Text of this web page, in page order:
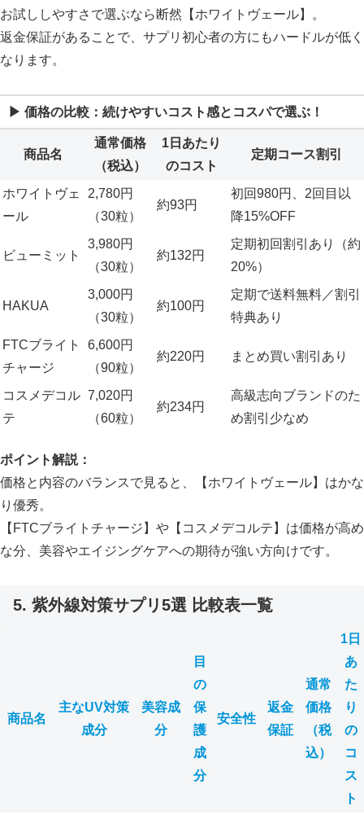
お試ししやすさで選ぶなら断然【ホワイトヴェール】。
返金保証があることで、サプリ初心者の方にもハードルが低く
なります。
▶ 価格の比較：続けやすいコスト感とコスパで選ぶ！
商品名
通常価格
（税込）
1日あたり
のコスト
定期コース割引
ホワイトヴェ
ール
2,780円
（30粒）
約93円
初回980円、2回目以
降15%OFF
ビューミット
3,980円
（30粒）
約132円
定期初回割引あり（約
20%）
HAKUA
3,000円
（30粒）
約100円
定期で送料無料／割引
特典あり
FTCブライト
チャージ
6,600円
（90粒）
約220円 まとめ買い割引あり
コスメデコル
テ
7,020円
（60粒）
約234円
高級志向ブランドのた
め割引少なめ
ポイント解説：
価格と内容のバランスで見ると、【ホワイトヴェール】はかな
り優秀。
【FTCブライトチャージ】や【コスメデコルテ】は価格が高め
な分、美容やエイジングケアへの期待が強い方向けです。
5. 紫外線対策サプリ5選 比較表一覧
商品名
主なUV対策
成分
美容成
分
目
の
保
護
成
分
安全性
返金
保証
通常
価格
（税
込）
1日
あ
た
り
の
コ
ス
ト